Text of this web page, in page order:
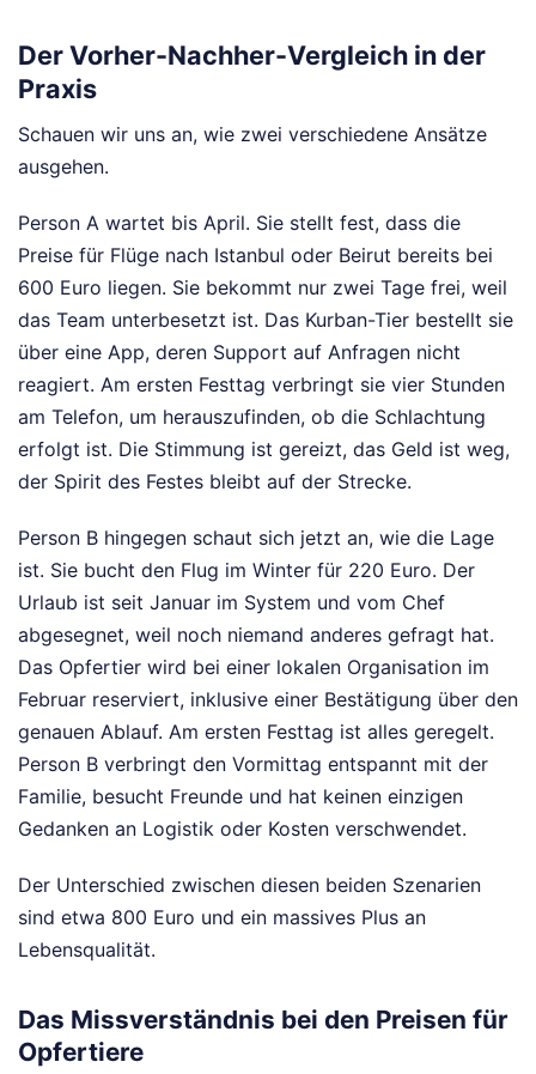
Der Vorher-Nachher-Vergleich in der
Praxis
Schauen wir uns an, wie zwei verschiedene Ansätze
ausgehen.
Person A wartet bis April. Sie stellt fest, dass die
Preise für Flüge nach Istanbul oder Beirut bereits bei
600 Euro liegen. Sie bekommt nur zwei Tage frei, weil
das Team unterbesetzt ist. Das Kurban-Tier bestellt sie
über eine App, deren Support auf Anfragen nicht
reagiert. Am ersten Festtag verbringt sie vier Stunden
am Telefon, um herauszufinden, ob die Schlachtung
erfolgt ist. Die Stimmung ist gereizt, das Geld ist weg,
der Spirit des Festes bleibt auf der Strecke.
Person B hingegen schaut sich jetzt an, wie die Lage
ist. Sie bucht den Flug im Winter für 220 Euro. Der
Urlaub ist seit Januar im System und vom Chef
abgesegnet, weil noch niemand anderes gefragt hat.
Das Opfertier wird bei einer lokalen Organisation im
Februar reserviert, inklusive einer Bestätigung über den
genauen Ablauf. Am ersten Festtag ist alles geregelt.
Person B verbringt den Vormittag entspannt mit der
Familie, besucht Freunde und hat keinen einzigen
Gedanken an Logistik oder Kosten verschwendet.
Der Unterschied zwischen diesen beiden Szenarien
sind etwa 800 Euro und ein massives Plus an
Lebensqualität.
Das Missverständnis bei den Preisen für
Opfertiere